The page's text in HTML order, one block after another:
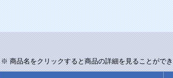
※ 商品名をクリックすると商品の詳細を見ることがで